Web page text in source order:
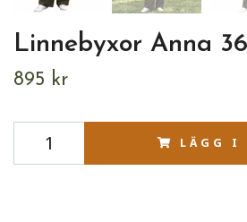
Linnebyxor Anna
895 kr
LÄGG I